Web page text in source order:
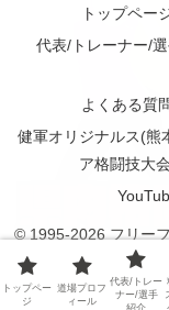
トップペー
代表/トレーナー/
よくある質
健軍オリジナルス(熊
ア格闘技大
© 1995-2026 フリー
道場」〒862-0913 熊
所 跡地) 問
トップペー
ジ
道場プロフ
ィール
代表/トレー
ナー/選手
紹介